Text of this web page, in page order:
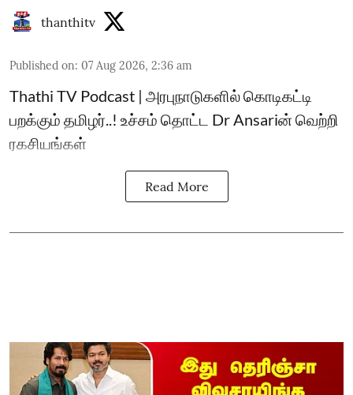
thanthitv
Published on: 07 Aug 2026, 2:36 am
Thathi TV Podcast | அரபுநாடுகளில் கொடிகட்டி
பறக்கும் தமிழர்..! உச்சம் தொட்ட Dr Ansariன் வெற்றி
ரகசியங்கள்
Read More